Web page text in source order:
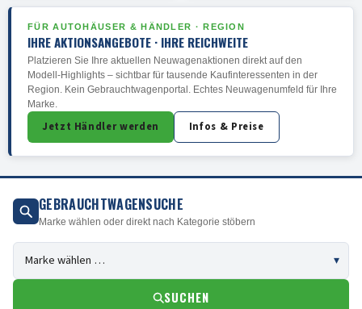
FÜR AUTOHÄUSER & HÄNDLER · REGION
IHRE AKTIONSANGEBOTE · IHRE REICHWEITE
Platzieren Sie Ihre aktuellen Neuwagenaktionen direkt auf den
Modell-Highlights – sichtbar für tausende Kaufinteressenten in der
Region. Kein Gebrauchtwagenportal. Echtes Neuwagenumfeld für Ihre
Marke.
Jetzt Händler werden Infos & Preise
GEBRAUCHTWAGENSUCHE
Marke wählen oder direkt nach Kategorie stöbern
SUCHEN